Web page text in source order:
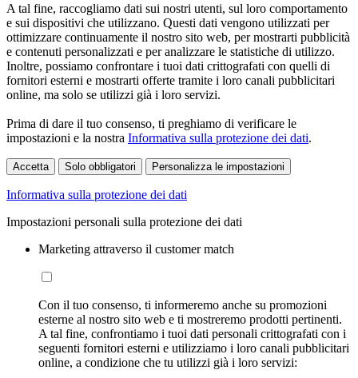
A tal fine, raccogliamo dati sui nostri utenti, sul loro comportamento
e sui dispositivi che utilizzano. Questi dati vengono utilizzati per
ottimizzare continuamente il nostro sito web, per mostrarti pubblicità
e contenuti personalizzati e per analizzare le statistiche di utilizzo.
Inoltre, possiamo confrontare i tuoi dati crittografati con quelli di
fornitori esterni e mostrarti offerte tramite i loro canali pubblicitari
online, ma solo se utilizzi già i loro servizi.
Prima di dare il tuo consenso, ti preghiamo di verificare le
impostazioni e la nostra Informativa sulla protezione dei dati.
Accetta Solo obbligatori Personalizza le impostazioni
Informativa sulla protezione dei dati
Impostazioni personali sulla protezione dei dati
Marketing attraverso il customer match
Con il tuo consenso, ti informeremo anche su promozioni
esterne al nostro sito web e ti mostreremo prodotti pertinenti.
A tal fine, confrontiamo i tuoi dati personali crittografati con i
seguenti fornitori esterni e utilizziamo i loro canali pubblicitari
online, a condizione che tu utilizzi già i loro servizi: